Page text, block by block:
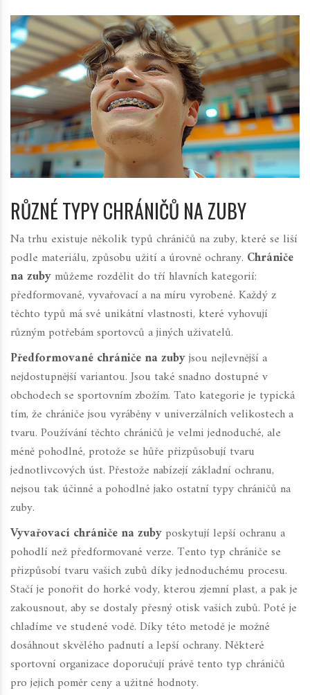
RŮZNÉ TYPY CHRÁNIČŮ NA ZUBY
Na trhu existuje několik typů chráničů na zuby, které se liší
podle materiálu, způsobu užití a úrovně ochrany. Chrániče
na zubymůžeme rozdělit do tří hlavních kategorií:
předformované, vyvařovací a na míru vyrobené. Každý z
těchto typů má své unikátní vlastnosti, které vyhovují
různým potřebám sportovců a jiných uživatelů.
Předformované chrániče na zubyjsou nejlevnější a
nejdostupnější variantou. Jsou také snadno dostupné v
obchodech se sportovním zbožím. Tato kategorie je typická
tím, že chrániče jsou vyráběny v univerzálních velikostech a
tvaru. Používání těchto chráničů je velmi jednoduché, ale
méně pohodlné, protože se hůře přizpůsobují tvaru
jednotlivcových úst. Přestože nabízejí základní ochranu,
nejsou tak účinné a pohodlné jako ostatní typy chráničů na
zuby.
Vyvařovací chrániče na zubyposkytují lepší ochranu a
pohodlí než předformované verze. Tento typ chrániče se
přizpůsobí tvaru vašich zubů díky jednoduchému procesu.
Stačí je ponořit do horké vody, kterou zjemní plast, a pak je
zakousnout, aby se dostaly přesný otisk vašich zubů. Poté je
chladíme ve studené vodě. Díky této metodě je možné
dosáhnout skvělého padnutí a lepší ochrany. Některé
sportovní organizace doporučují právě tento typ chráničů
pro jejich poměr ceny a užitné hodnoty.